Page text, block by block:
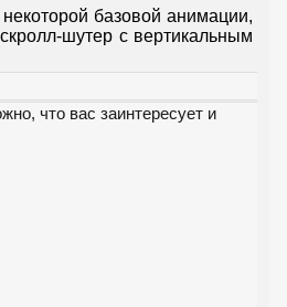
базовой анимации,
шутер с вертикальным
что вас заинтересует и